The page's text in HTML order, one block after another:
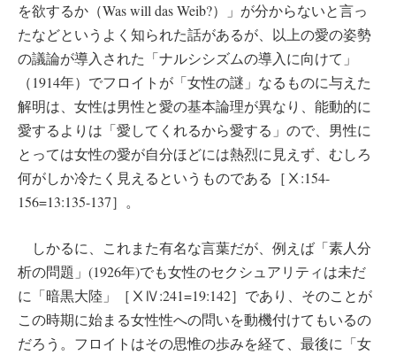
を欲するか（Was will das Weib?）」が分からないと言っ
たなどというよく知られた話があるが、以上の愛の姿勢
の議論が導入された「ナルシシズムの導入に向けて」
（1914年）でフロイトが「女性の謎」なるものに与えた
解明は、女性は男性と愛の基本論理が異なり、能動的に
愛するよりは「愛してくれるから愛する」ので、男性に
とっては女性の愛が自分ほどには熱烈に見えず、むしろ
何がしか冷たく見えるというものである［Ⅹ:154-
156=13:135-137］。
しかるに、これまた有名な言葉だが、例えば「素人分
析の問題」(1926年)でも女性のセクシュアリティは未だ
に「暗黒大陸」［ⅩⅣ:241=19:142］であり、そのことが
この時期に始まる女性性への問いを動機付けてもいるの
だろう。フロイトはその思惟の歩みを経て、最後に「女